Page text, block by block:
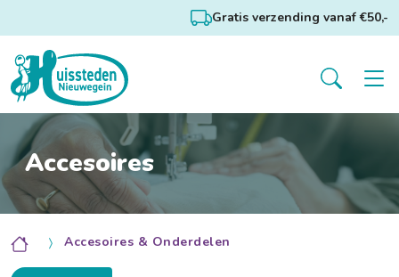
Gratis verzending vanaf €50,-
Accesoires
Accesoires & Onderdelen